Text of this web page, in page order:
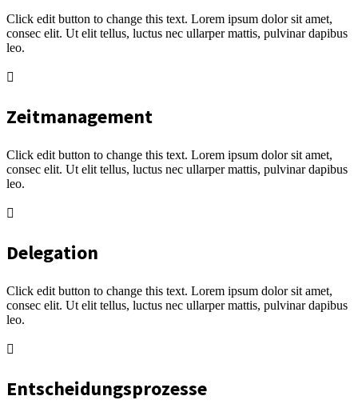
Click edit button to change this text. Lorem ipsum dolor sit amet,
consec elit. Ut elit tellus, luctus nec ullarper mattis, pulvinar dapibus
leo.
Zeitmanagement
Click edit button to change this text. Lorem ipsum dolor sit amet,
consec elit. Ut elit tellus, luctus nec ullarper mattis, pulvinar dapibus
leo.
Delegation
Click edit button to change this text. Lorem ipsum dolor sit amet,
consec elit. Ut elit tellus, luctus nec ullarper mattis, pulvinar dapibus
leo.
Entscheidungsprozesse